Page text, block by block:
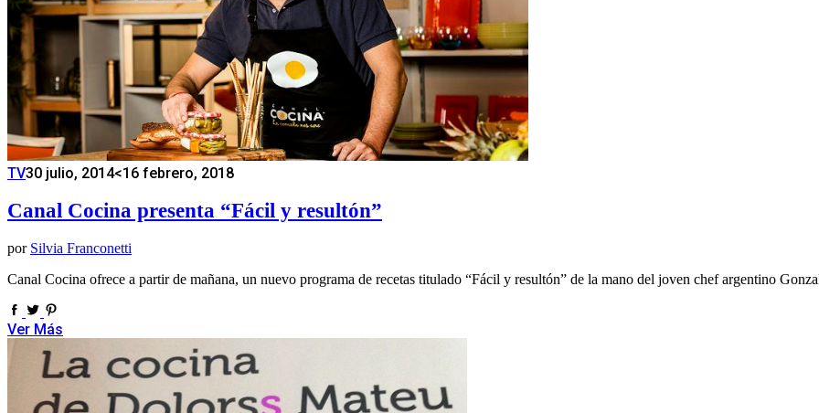
TV30 julio, 2014<16 febrero, 2018
Canal Cocina presenta “Fácil y resultón”
por Silvia Franconetti
Canal Cocina ofrece a partir de mañana, un nuevo programa de recetas titulado “Fácil y resultón” de la mano del joven chef argentino
Ver Más